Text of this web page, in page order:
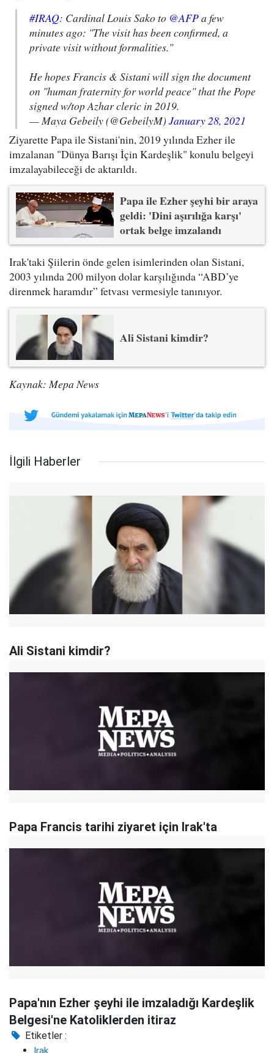
#IRAQ: Cardinal Louis Sako to @AFPa few
minutes ago: "The visit has been confirmed, a
private visit without formalities."
He hopes Francis & Sistani will sign the document
on "human fraternity for world peace" that the Pope
signed w/top Azhar cleric in 2019.
— Maya Gebeily (@GebeilyM) January 28, 2021
Ziyarette Papa ile Sistani'nin, 2019 yılında Ezher ile
imzalanan "Dünya Barışı İçin Kardeşlik" konulu belgeyi
imzalayabileceği de aktarıldı.
Papa ile Ezher şeyhi bir araya
geldi: 'Dini aşırılığa karşı'
ortak belge imzalandı
Irak'taki Şiilerin önde gelen isimlerinden olan Sistani,
2003 yılında 200 milyon dolar karşılığında “ABD’ye
direnmek haramdır” fetvası vermesiyle tanınıyor.
Ali Sistani kimdir?
Kaynak: Mepa News
İlgili Haberler
Ali Sistani kimdir?
Papa Francis tarihi ziyaret için Irak'ta
Papa'nın Ezher şeyhi ile imzaladığı Kardeşlik
Belgesi'ne Katoliklerden itiraz
Etiketler :
Irak